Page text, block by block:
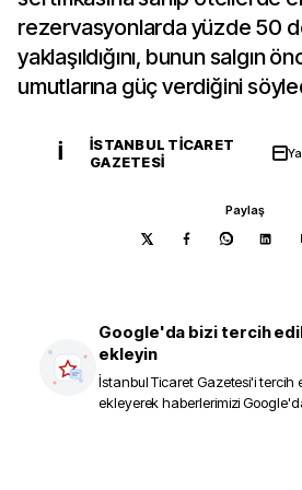
rezervasyonlarda yüzde 50
yaklaşıldığını, bunun salgın
umutlarına güç verdiğini
İ
İSTANBUL TICARET
GAZETESI
Paylaş
Google'da bizi tercih
ekleyin
İstanbul Ticaret Gazetesi'i tercih
ekleyerek haberlerimizi